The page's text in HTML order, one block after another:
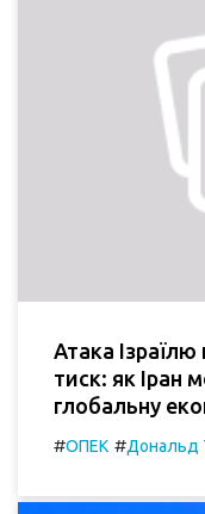
Атака Ізраїлю
тиск: як Іран
глобальну
#ОПЕК #Дональд